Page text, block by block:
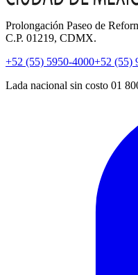
Prolongación Paseo de
C.P. 01219, CDMX.
+52 (55) 5950-4000+52 (55)
Lada nacional sin costo 01